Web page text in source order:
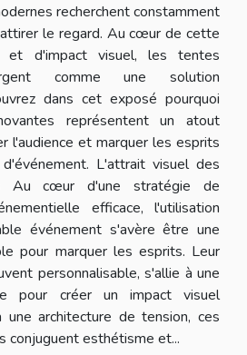
recherchent constamment
le regard. Au cœur de cette
et d'impact visuel, les tentes
comme une solution
dans cet exposé pourquoi
représentent un atout
l'audience et marquer les esprits
L'attrait visuel des
Au cœur d'une stratégie de
efficace, l'utilisation
événement s'avère être une
pour marquer les esprits. Leur
personnalisable, s'allie à une
pour créer un impact visuel
une architecture de tension, ces
conjuguent esthétisme et...